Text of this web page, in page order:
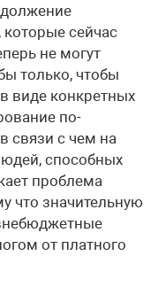
которые сейчас
не могут
только, чтобы
виде конкретных
по-
связи с чем на
способных
проблема
что значительную
от платного